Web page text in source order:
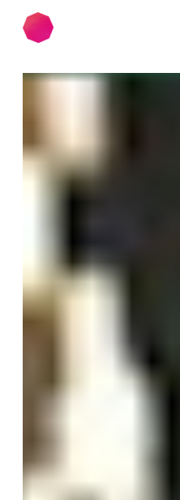
Zum Hauptinhalt springen